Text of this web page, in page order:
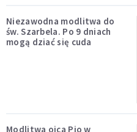
Niezawodna modlitwa do
św. Szarbela. Po 9 dniach
mogą dziać się cuda
Modlitwa ojca Pio w